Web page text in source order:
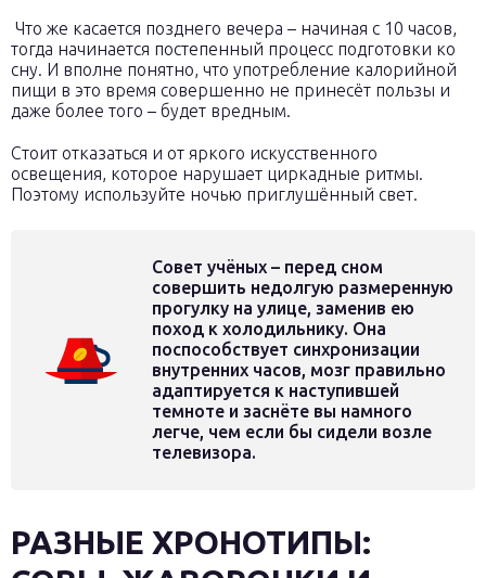
Что же касается позднего вечера – начиная с 10 часов,
тогда начинается постепенный процесс подготовки ко
сну. И вполне понятно, что употребление калорийной
пищи в это время совершенно не принесёт пользы и
даже более того – будет вредным.
Стоит отказаться и от яркого искусственного
освещения, которое нарушает циркадные ритмы.
Поэтому используйте ночью приглушённый свет.
Совет учёных – перед сном
совершить недолгую размеренную
прогулку на улице, заменив ею
поход к холодильнику. Она
поспособствует синхронизации
внутренних часов, мозг правильно
адаптируется к наступившей
темноте и заснёте вы намного
легче, чем если бы сидели возле
телевизора.
РАЗНЫЕ ХРОНОТИПЫ: